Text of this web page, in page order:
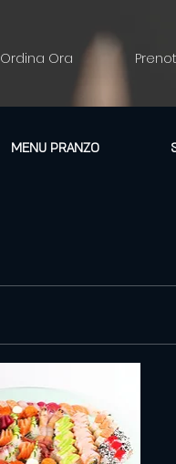
Ordina Ora
MENU PRANZO